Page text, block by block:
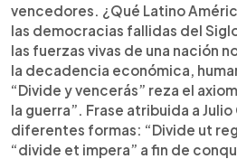
vencedores. ¿Qué Latino
las democracias fallidas del
las fuerzas vivas de una nación
la decadencia económica,
“Divide y vencerás” reza el
la guerra”. Frase atribuida a Julio
diferentes formas: “Divide ut
“divide et impera” a fin de